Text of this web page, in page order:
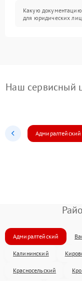
Какую документацию
для юридических
Наш сервисный
Адмиралтейский
Адмиралтейский
Калининский
Красносельский